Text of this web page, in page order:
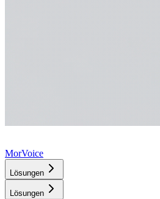
MorVoice
Lösungen
Lösungen